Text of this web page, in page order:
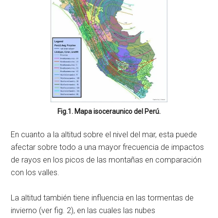
Fig.1. Mapa isoceraunico del Perú.
En cuanto a la altitud sobre el nivel del mar, esta puede
afectar sobre todo a una mayor frecuencia de impactos
de rayos en los picos de las montañas en comparación
con los valles.
La altitud también tiene influencia en las tormentas de
invierno (ver fig. 2), en las cuales las nubes